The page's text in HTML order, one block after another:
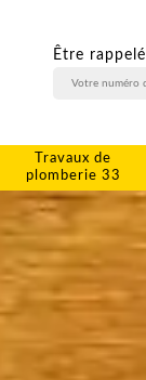
Être rappelé
Travaux de
plomberie 33